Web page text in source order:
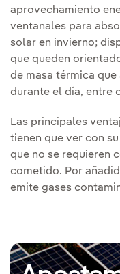
aprovechamiento
ventanales para
solar en invierno;
que queden
de masa térmica
durante el día, entre
Las principales
tienen que ver con
que no se requieren
cometido. Por
emite gases